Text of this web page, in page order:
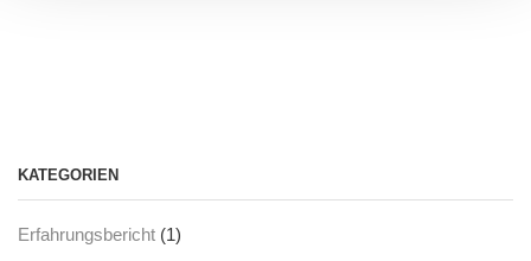
KATEGORIEN
Erfahrungsbericht (1)